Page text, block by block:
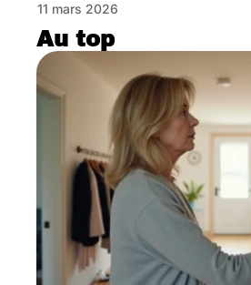
11 mars 2026
Au top